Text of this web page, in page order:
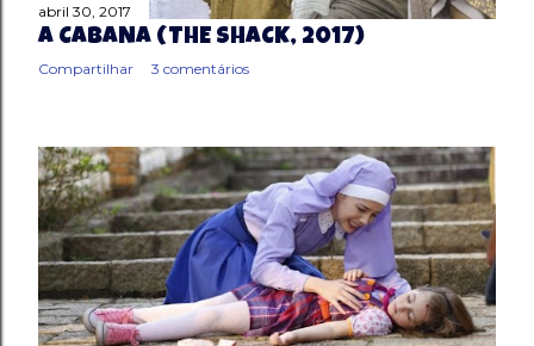
abril 30, 2017
A CABANA (THE SHACK, 2017)
Compartilhar 3 comentários